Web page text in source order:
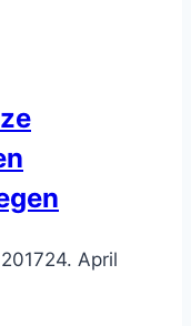
24. April